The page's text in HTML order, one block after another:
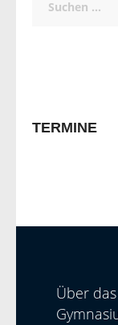
nach:
TERMINE
Über